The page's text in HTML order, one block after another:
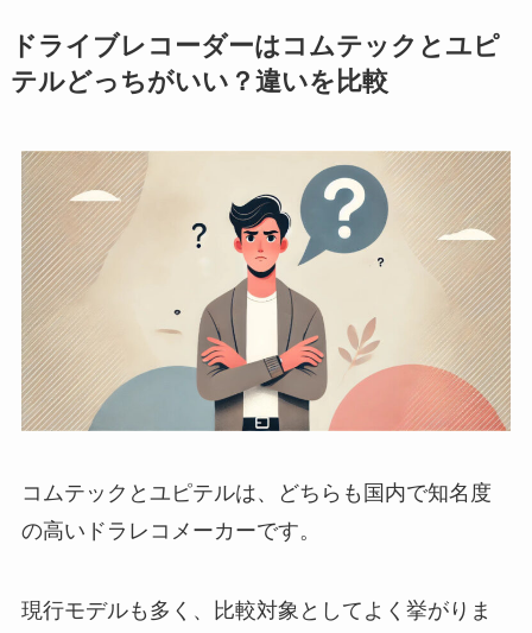
ドライブレコーダーはコムテックとユピ
テルどっちがいい？違いを比較
コムテックとユピテルは、どちらも国内で知名度
の高いドラレコメーカーです。
現行モデルも多く、比較対象としてよく挙がりま